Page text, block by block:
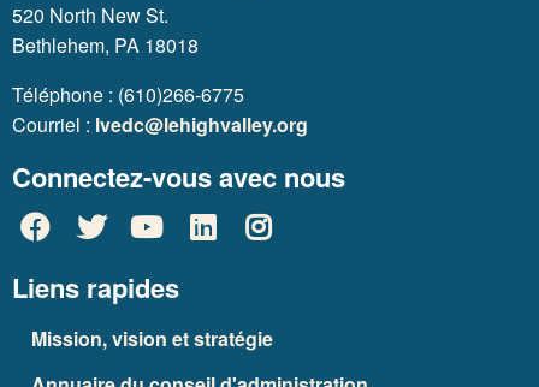
520 North New St.
Bethlehem, PA 18018
Téléphone : (610)266-6775
Courriel : lvedc@lehighvalley.org
Connectez-vous avec nous
Liens rapides
Mission, vision et stratégie